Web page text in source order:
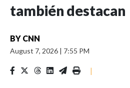
también destacan
BY CNN
August 7, 2026 | 7:55 PM
|